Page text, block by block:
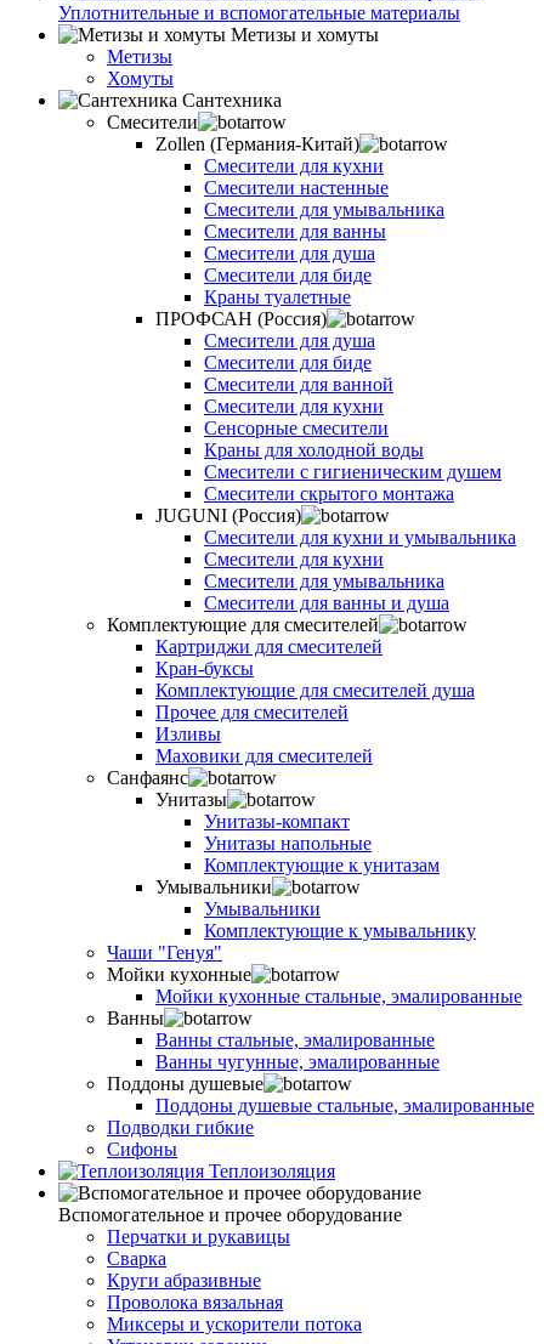
Уплотнительные и вспомогательные материалы
Метизы и хомуты
Метизы
Хомуты
Сантехника
Смесители
Zollen (Германия-Китай)
Смесители для кухни
Смесители настенные
Смесители для умывальника
Смесители для ванны
Смесители для душа
Смесители для биде
Краны туалетные
ПРОФСАН (Россия)
Смесители для душа
Смесители для биде
Смесители для ванной
Смесители для кухни
Сенсорные смесители
Краны для холодной воды
Смесители с гигиеническим душем
Смесители скрытого монтажа
JUGUNI (Россия)
Смесители для кухни и умывальника
Смесители для кухни
Смесители для умывальника
Смесители для ванны и душа
Комплектующие для смесителей
Картриджи для смесителей
Кран-буксы
Комплектующие для смесителей душа
Прочее для смесителей
Изливы
Маховики для смесителей
Санфаянс
Унитазы
Унитазы-компакт
Унитазы напольные
Комплектующие к унитазам
Умывальники
Умывальники
Комплектующие к умывальнику
Чаши "Генуя"
Мойки кухонные
Мойки кухонные стальные, эмалированные
Ванны
Ванны стальные, эмалированные
Ванны чугунные, эмалированные
Поддоны душевые
Поддоны душевые стальные, эмалированные
Подводки гибкие
Сифоны
Теплоизоляция
Вспомогательное и прочее оборудование
Перчатки и рукавицы
Сварка
Круги абразивные
Проволока вязальная
Миксеры и ускорители потока